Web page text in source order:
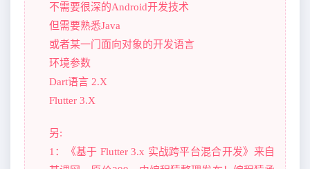
不需要很深的Android开发技术
但需要熟悉Java
或者某一门面向对象的开发语言
环境参数
Dart语言 2.X
Flutter 3.X
另:
1：《基于 Flutter 3.x 实战跨平台混合开发》来自